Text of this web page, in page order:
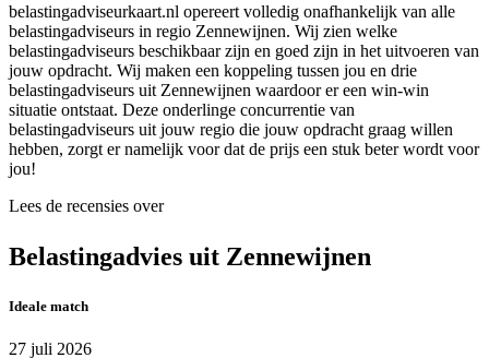
belastingadviseurkaart.nl opereert volledig onafhankelijk van alle
belastingadviseurs in regio Zennewijnen. Wij zien welke
belastingadviseurs beschikbaar zijn en goed zijn in het uitvoeren van
jouw opdracht. Wij maken een koppeling tussen jou en drie
belastingadviseurs uit Zennewijnen waardoor er een win-win
situatie ontstaat. Deze onderlinge concurrentie van
belastingadviseurs uit jouw regio die jouw opdracht graag willen
hebben, zorgt er namelijk voor dat de prijs een stuk beter wordt voor
jou!
Lees de recensies over
Belastingadvies uit Zennewijnen
Ideale match
27 juli 2026